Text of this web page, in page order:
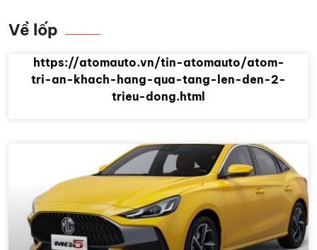
Về lốp
https://atomauto.vn/tin-atomauto/atom-
tri-an-khach-hang-qua-tang-len-den-2-
trieu-dong.html